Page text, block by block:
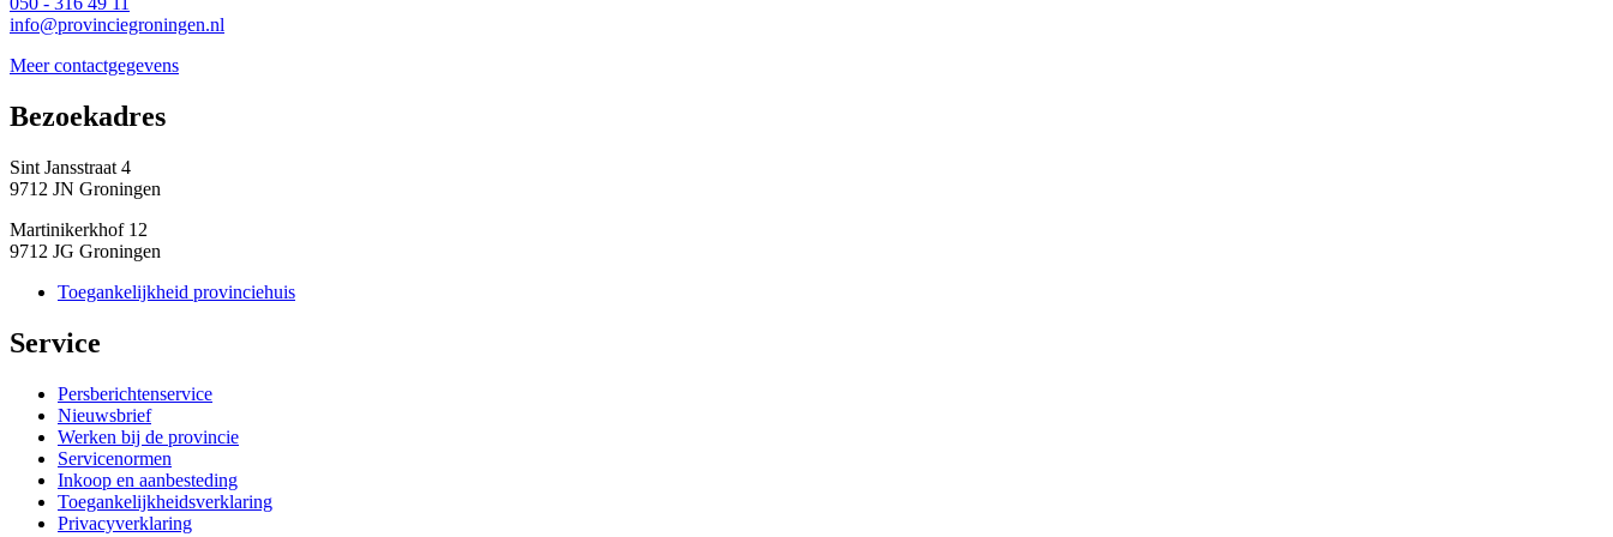
info@provinciegroningen.nl
Meer contactgegevens
Bezoekadres
Sint Jansstraat 4
9712 JN Groningen
Martinikerkhof 12
9712 JG Groningen
Toegankelijkheid provinciehuis
Service
Persberichtenservice
Nieuwsbrief
Werken bij de provincie
Servicenormen
Inkoop en aanbesteding
Toegankelijkheidsverklaring
Privacyverklaring